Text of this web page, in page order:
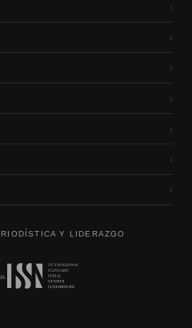
›
›
›
›
›
›
›
Y LIDERAZGO